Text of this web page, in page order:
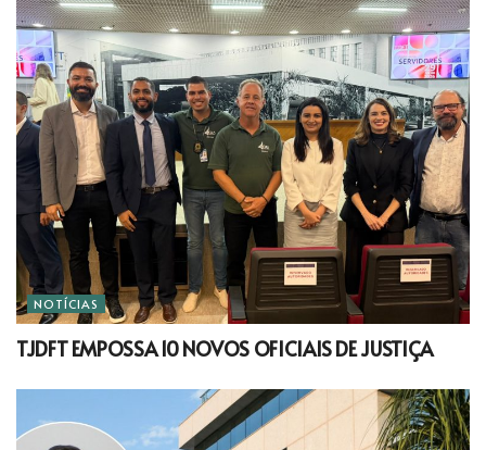
NOTÍCIAS
TJDFT EMPOSSA 10 NOVOS OFICIAIS DE JUSTIÇA